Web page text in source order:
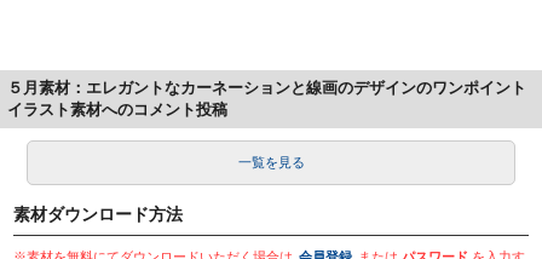
５月素材：エレガントなカーネーションと線画のデザインのワンポイント
イラスト素材へのコメント投稿
一覧を見る
素材ダウンロード方法